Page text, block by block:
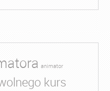
animator
kurs